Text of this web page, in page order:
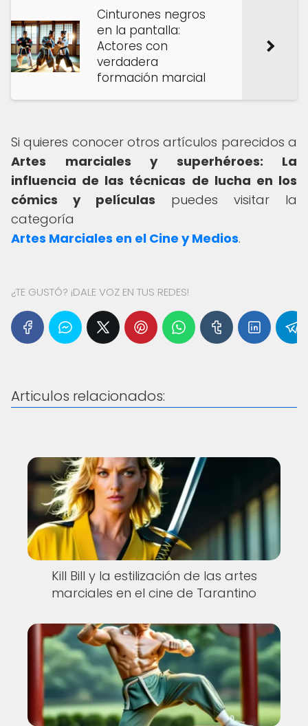
Cinturones negros
en la pantalla:
Actores con
verdadera
formación marcial
Si quieres conocer otros artículos parecidos a
Artes marciales y superhéroes: La
influencia de las técnicas de lucha en los
cómics y películas puedes visitar la
categoría
Artes Marciales en el Cine y Medios.
¿TE GUSTÓ? ¡DALE VOZ EN TUS REDES!
Articulos relacionados:
Kill Bill y la estilización de las artes
marciales en el cine de Tarantino